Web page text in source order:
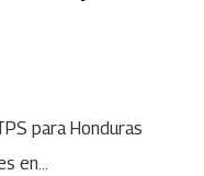
para Honduras
en…